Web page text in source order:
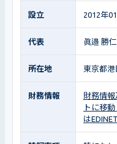
設立 2012年
代表 眞邉 勝仁
所在地 東京都
財務情報
財務情報
トに移
は